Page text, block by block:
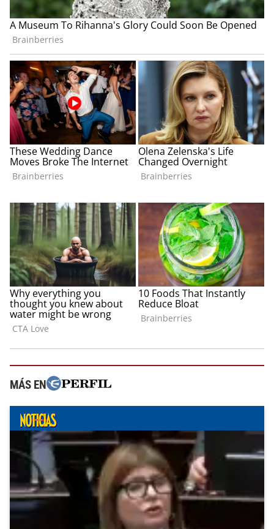
MÁS EN